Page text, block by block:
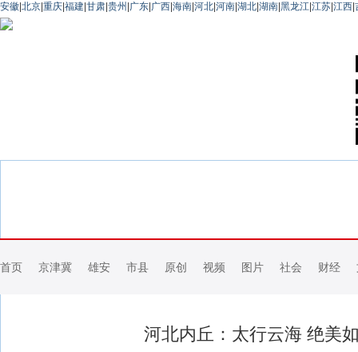
安徽 北京 重庆 福建 甘肃 贵州 广东 广西 海南 河北 河南 湖北 湖南 黑龙江 江苏 江西
首页 京津冀 雄安 市县 原创 视频 图片 社会 财经
河北内丘：太行云海 绝美